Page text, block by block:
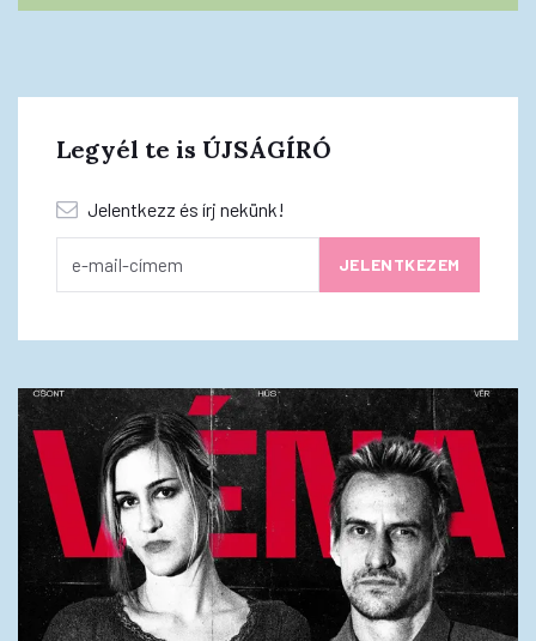
Legyél te is ÚJSÁGÍRÓ
Jelentkezz és írj nekünk!